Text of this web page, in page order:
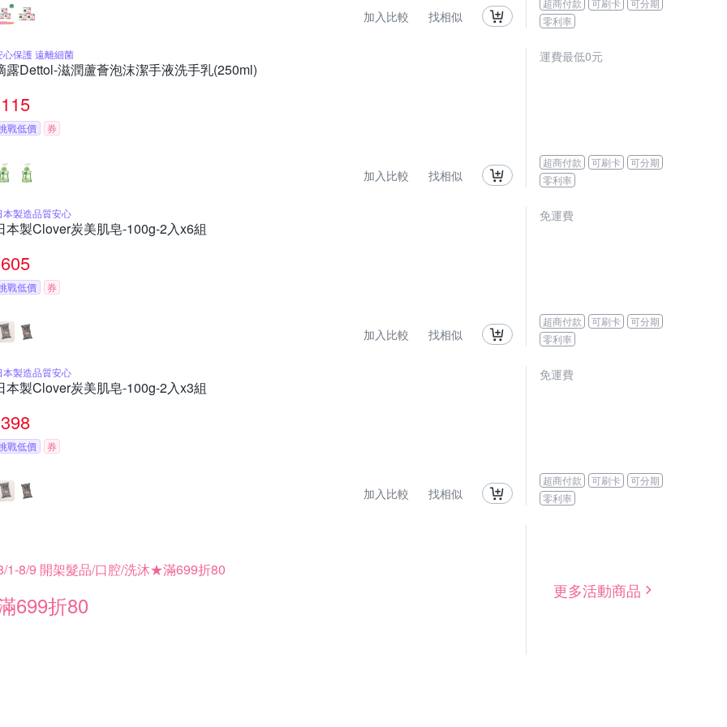
加入比較 找相似
超商付款 可刷卡
可分期
零利率
心保護 遠離細菌
露Dettol-滋潤蘆薈泡沫潔手液洗手乳(250ml)
115
戰低價 券
加入比較 找相似
運費最低0元
超商付款 可刷卡
可分期
零利率
本製造品質安心
本製Clover炭美肌皂-100g-2入x6組
605
戰低價 券
加入比較 找相似
免運費
超商付款 可刷卡
可分期
零利率
本製造品質安心
本製Clover炭美肌皂-100g-2入x3組
398
戰低價 券
加入比較 找相似
免運費
超商付款 可刷卡
可分期
零利率
1-8/9 開架髮品/口腔/洗沐★滿699折80
699折80
更多活動商品